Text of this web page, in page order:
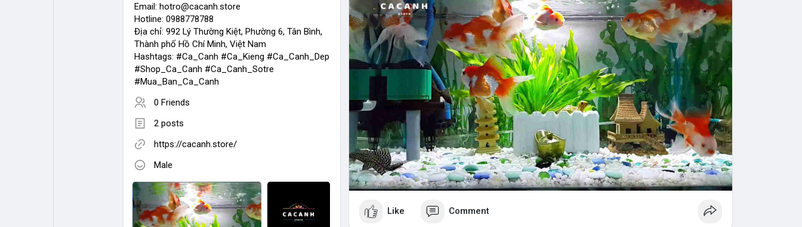
Offers
Email: hotro@cacanh.store
Hotline: 0988778788
Địa chỉ: 992 Lý Thường Kiệt, Phường 6, Tân Bình,
Thành phố Hồ Chí Minh, Việt Nam
Hashtags: #Ca_Canh #Ca_Kieng #Ca_Canh_Dep
#Shop_Ca_Canh #Ca_Canh_Sotre
#Mua_Ban_Ca_Canh
0 Friends
2 posts
https://cacanh.store/
Male
Like Comment